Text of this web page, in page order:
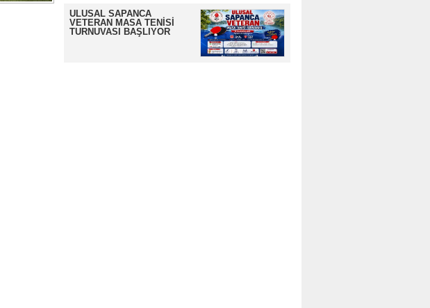
ULUSAL SAPANCA
VETERAN MASA TENİSİ
TURNUVASI BAŞLIYOR